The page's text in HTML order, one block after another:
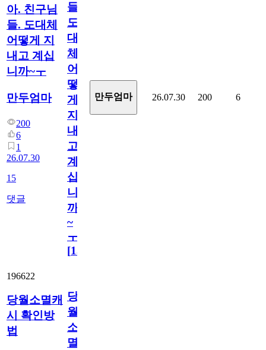
아. 친구님
들. 도대체
어떻게 지
내고 계십
니까~ㅜ
만두엄마
200
6
1
26.07.30
15
댓글
들.
도
대
체
어
떻
게
지
내
고
계
십
니
까
~
ㅜ
[15
만두엄마 26.07.30 200 6
196622
당월소멸캐
시 확인방
법
당
월
소
멸